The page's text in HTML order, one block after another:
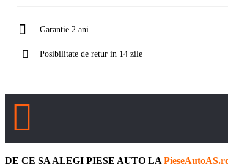
Garantie 2 ani
Posibilitate de retur in 14 zile
DE CE SA ALEGI PIESE AUTO LA